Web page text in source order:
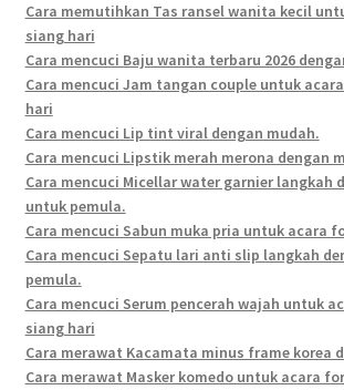
Cara memutihkan Tas ransel wanita kecil
siang hari
Cara mencuci Baju wanita terbaru 2026
Cara mencuci Jam tangan couple untuk
hari
Cara mencuci Lip tint viral dengan mudah.
Cara mencuci Lipstik merah merona dengan
Cara mencuci Micellar water garnier langkah
untuk pemula.
Cara mencuci Sabun muka pria untuk acara
Cara mencuci Sepatu lari anti slip langkah
pemula.
Cara mencuci Serum pencerah wajah untuk
siang hari
Cara merawat Kacamata minus frame korea
Cara merawat Masker komedo untuk acara